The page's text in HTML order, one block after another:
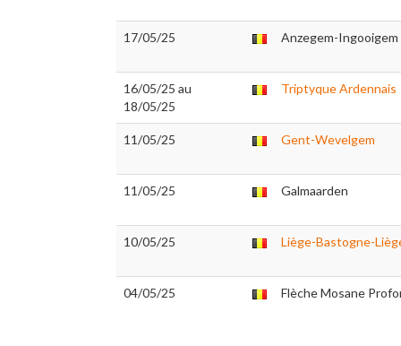
17/05/25 Anzegem-Ingooigem
16/05/25 au
18/05/25
Triptyque Ardennais
11/05/25 Gent-Wevelgem
11/05/25 Galmaarden
10/05/25 Liège-Bastogne-
04/05/25 Flèche Mosane